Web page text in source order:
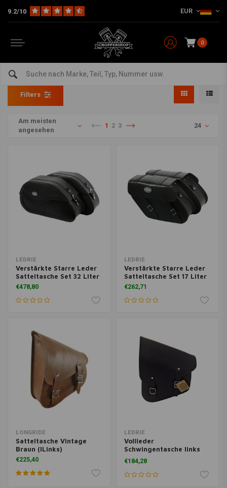
9.2/10 EUR
0
Sattel- & Werkzeugtaschen
Home Teile & Zubehör Sattel- & Werkzeugtaschen
Filters
Am meisten
angesehen
1 2 3 24
LEDRIE
Verstärkte Starre Leder
Satteltasche Set 32 Liter
€478,80
LEDRIE
Verstärkte Starre Leder
Satteltasche Set 17 Liter
€262,71
LONGRIDE
Satteltasche Vintage
Braun (lLinks)
€225,40
LEDRIE
Vollleder
Schwingentasche links
(Variante Wählen)
€184,28